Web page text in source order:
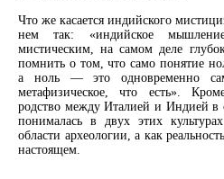
Что же касается индийского
нем так: «индийское
мистическим, на самом деле
помнить о том, что само понятие
а ноль — это одновременно
метафизическое, что есть».
родство между Италией и Индией в
понималась в двух этих
области археологии, а как
настоящем.